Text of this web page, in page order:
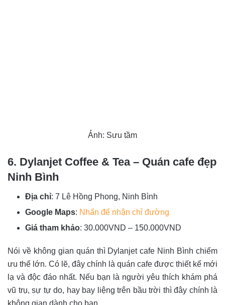
Ảnh: Sưu tầm
6. Dylanjet Coffee & Tea – Quán cafe đẹp
Ninh Bình
Địa chỉ: 7 Lê Hồng Phong, Ninh Bình
Google Maps: Nhấn để nhận chỉ đường
Giá tham khảo: 30.000VND – 150.000VND
Nói về không gian quán thì Dylanjet cafe Ninh Bình chiếm
ưu thế lớn. Có lẽ, đây chính là quán cafe được thiết kế mới
lạ và độc đáo nhất. Nếu bạn là người yêu thích khám phá
vũ trụ, sự tự do, hay bay liệng trên bầu trời thì đây chính là
không gian dành cho bạn.